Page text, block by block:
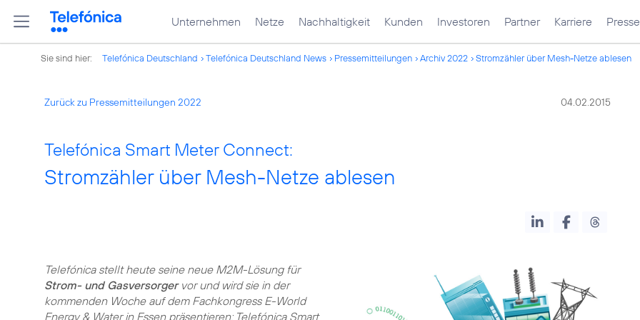
Unternehmen Netze Nachhaltigkeit Kunden Investoren Partner Karriere Presse
Sie sind hier: Telefónica Deutschland Telefónica Deutschland News Pressemitteilungen Archiv 2022 Stromzähler über Mesh-Netze ablesen
Zurück zu Pressemitteilungen 2022 04.02.2015
Telefónica Smart Meter Connect:
Stromzähler über Mesh-Netze ablesen
Telefónica stellt heute seine neue M2M-Lösung für
Strom- und Gasversorgervor und wird sie in der
kommenden Woche auf dem Fachkongress E-World
Energy & Water in Essen präsentieren: Telefónica Smart